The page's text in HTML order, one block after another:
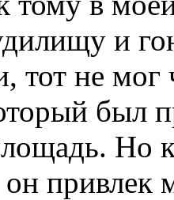
и
тот не мог
был
Но
он привлек